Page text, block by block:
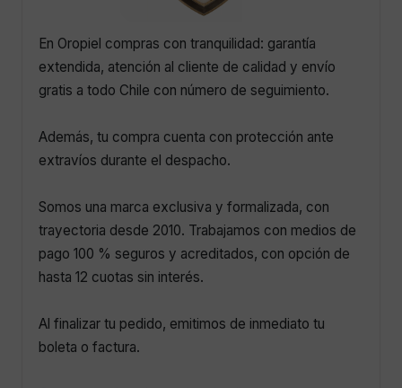
En Oropiel compras con tranquilidad: garantía
extendida, atención al cliente de calidad y envío
gratis a todo Chile con número de seguimiento.
Además, tu compra cuenta con protección ante
extravíos durante el despacho.
Somos una marca exclusiva y formalizada, con
trayectoria desde 2010. Trabajamos con medios de
pago 100 % seguros y acreditados, con opción de
hasta 12 cuotas sin interés.
Al finalizar tu pedido, emitimos de inmediato tu
boleta o factura.